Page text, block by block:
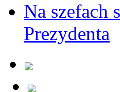
Na szefach
Prezydenta